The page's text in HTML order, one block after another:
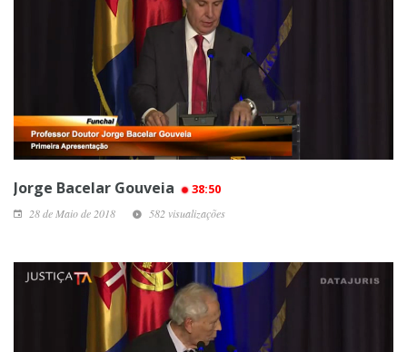
Jorge Bacelar Gouveia 38:50
28 de Maio de 2018 582 visualizações